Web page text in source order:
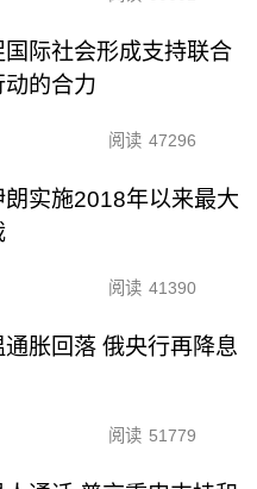
国际社会形成支持联合
动的合力
阅读 47296
朗实施2018年以来最大
阅读 41390
胀回落 俄央行再降息
阅读 51779